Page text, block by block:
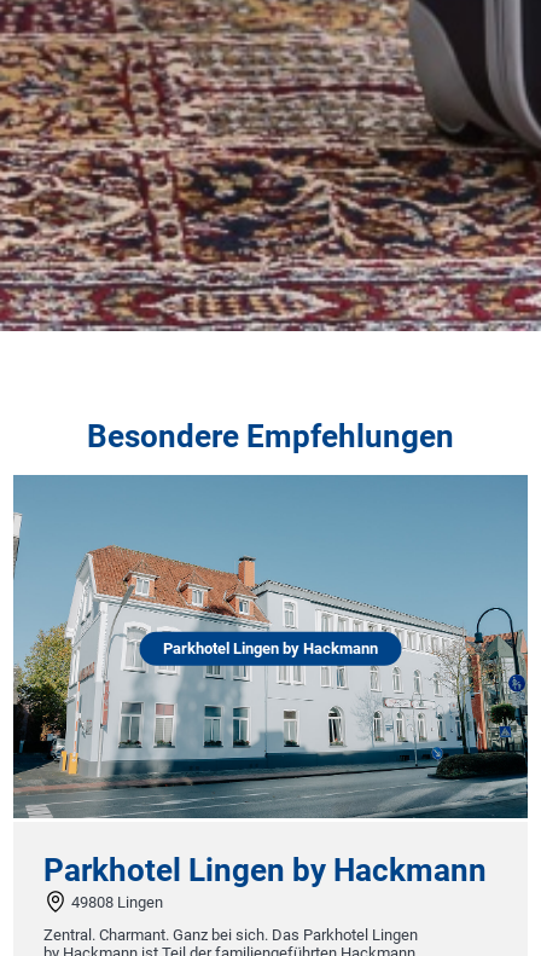
Besondere Empfehlungen
Parkhotel Lingen by Hackmann
Parkhotel Lingen by Hackmann
49808 Lingen
Zentral. Charmant. Ganz bei sich. Das Parkhotel Lingen